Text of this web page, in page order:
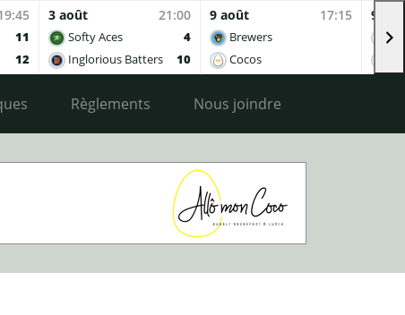
11
12
3 août 21:00
Softy Aces
4
Inglorious Batters
10
9 août 17:15
Brewers
Cocos
9
Règlements Nous joindre